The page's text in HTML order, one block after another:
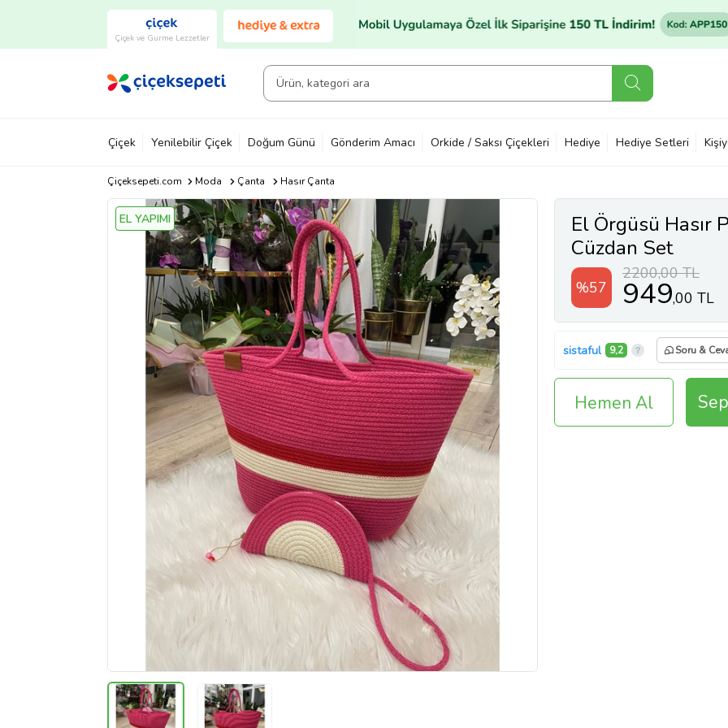
Çiçek ve Gurme Lezzetler
Çiçek Yenilebilir Çiçek Doğum Günü Gönderim Amacı Orkide / Saksı Çiçekleri Hediye Hediye Setleri
Çiçeksepeti.com Moda Çanta Hasır Çanta
EL YAPIMI
El Örgüsü Hasır
Cüzdan Set
%57
2200,00 TL
949,00 TL
sistaful 9,2 Soru &
Hemen Al